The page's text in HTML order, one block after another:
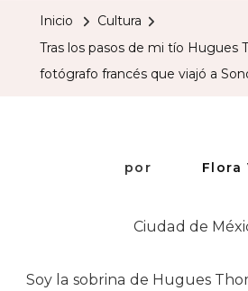
Inicio
Cultura
Tras los pasos de mi tío Hugues
fotógrafo francés que viajó a
por Flora
Ciudad de
Soy la sobrina de Hugues